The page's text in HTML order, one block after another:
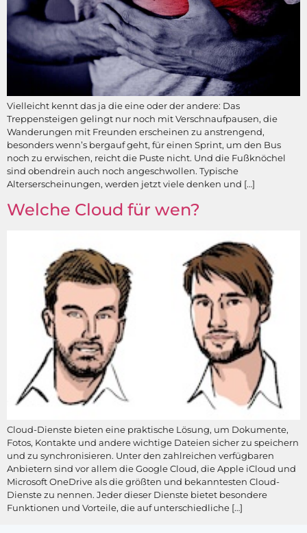
Vielleicht kennt das ja die eine oder der andere: Das
Treppensteigen gelingt nur noch mit Verschnaufpausen, die
Wanderungen mit Freunden erscheinen zu anstrengend,
besonders wenn’s bergauf geht, für einen Sprint, um den Bus
noch zu erwischen, reicht die Puste nicht. Und die Fußknöchel
sind obendrein auch noch angeschwollen. Typische
Alterserscheinungen, werden jetzt viele denken und […]
Welche Cloud für wen?
Cloud-Dienste bieten eine praktische Lösung, um Dokumente,
Fotos, Kontakte und andere wichtige Dateien sicher zu speichern
und zu synchronisieren. Unter den zahlreichen verfügbaren
Anbietern sind vor allem die Google Cloud, die Apple iCloud und
Microsoft OneDrive als die größten und bekanntesten Cloud-
Dienste zu nennen. Jeder dieser Dienste bietet besondere
Funktionen und Vorteile, die auf unterschiedliche […]